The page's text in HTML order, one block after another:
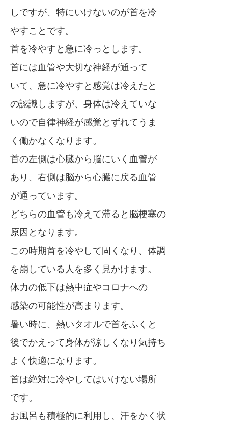
しですが、特にいけないのが首を冷
やすことです。
首を冷やすと急に冷っとします。
首には血管や大切な神経が通って
いて、急に冷やすと感覚は冷えたと
の認識しますが、身体は冷えていな
いので自律神経が感覚とずれてうま
く働かなくなります。
首の左側は心臓から脳にいく血管が
あり、右側は脳から心臓に戻る血管
が通っています。
どちらの血管も冷えて滞ると脳梗塞の
原因となります。
この時期首を冷やして固くなり、体調
を崩している人を多く見かけます。
体力の低下は熱中症やコロナへの
感染の可能性が高まります。
暑い時に、熱いタオルで首をふくと
後でかえって身体が涼しくなり気持ち
よく快適になります。
首は絶対に冷やしてはいけない場所
です。
お風呂も積極的に利用し、汗をかく状